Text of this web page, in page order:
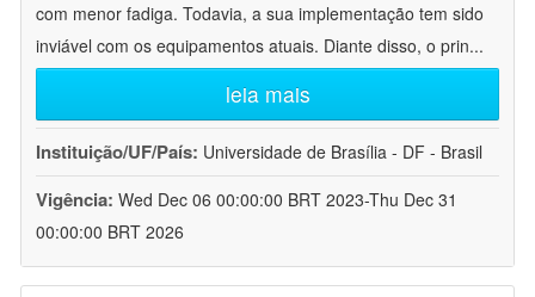
com menor fadiga. Todavia, a sua implementação tem sido
inviável com os equipamentos atuais. Diante disso, o prin...
leia mais
Instituição/UF/País: Universidade de Brasília - DF - Brasil
Vigência: Wed Dec 06 00:00:00 BRT 2023-Thu Dec 31
00:00:00 BRT 2026